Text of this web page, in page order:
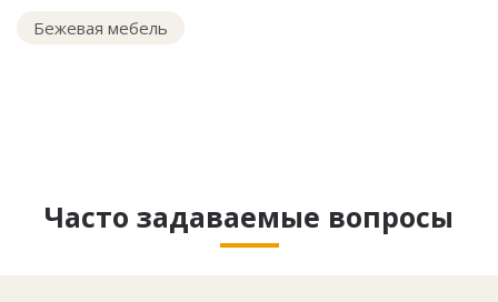
Бежевая мебель
Часто задаваемые вопросы